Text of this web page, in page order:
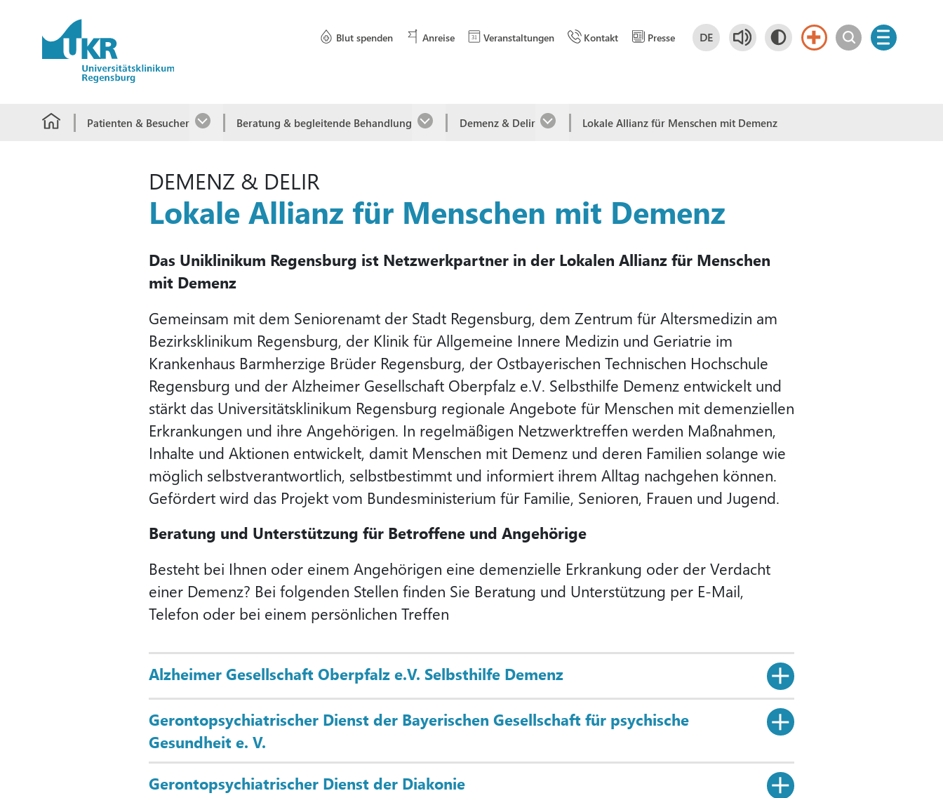
Springe zum Hauptinhalt Blut spenden Anreise Veranstaltungen Kontakt Presse DE
Patienten & Besucher Beratung & begleitende Behandlung Demenz & Delir Lokale Allianz für Menschen mit Demenz
DEMENZ & DELIR
Lokale Allianz für Menschen mit Demenz
Das Uniklinikum Regensburg ist Netzwerkpartner in der Lokalen Allianz für Menschen
mit Demenz
Gemeinsam mit dem Seniorenamt der Stadt Regensburg, dem Zentrum für Altersmedizin am
Bezirksklinikum Regensburg, der Klinik für Allgemeine Innere Medizin und Geriatrie im
Krankenhaus Barmherzige Brüder Regensburg, der Ostbayerischen Technischen Hochschule
Regensburg und der Alzheimer Gesellschaft Oberpfalz e.V. Selbsthilfe Demenz entwickelt und
stärkt das Universitätsklinikum Regensburg regionale Angebote für Menschen mit demenziellen
Erkrankungen und ihre Angehörigen. In regelmäßigen Netzwerktreffen werden Maßnahmen,
Inhalte und Aktionen entwickelt, damit Menschen mit Demenz und deren Familien solange wie
möglich selbstverantwortlich, selbstbestimmt und informiert ihrem Alltag nachgehen können.
Gefördert wird das Projekt vom Bundesministerium für Familie, Senioren, Frauen und Jugend.
Beratung und Unterstützung für Betroffene und Angehörige
Besteht bei Ihnen oder einem Angehörigen eine demenzielle Erkrankung oder der Verdacht
einer Demenz? Bei folgenden Stellen finden Sie Beratung und Unterstützung per E-Mail,
Telefon oder bei einem persönlichen Treffen
Alzheimer Gesellschaft Oberpfalz e.V. Selbsthilfe Demenz
Gerontopsychiatrischer Dienst der Bayerischen Gesellschaft für psychische
Gesundheit e. V.
Gerontopsychiatrischer Dienst der Diakonie